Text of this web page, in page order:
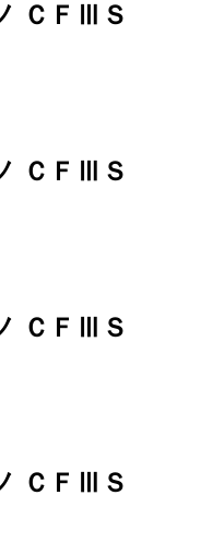
ＣＦⅢＳ
ＣＦⅢＳ
ＣＦⅢＳ
ＣＦⅢＳ